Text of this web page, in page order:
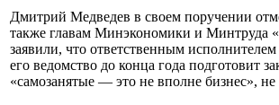
Дмитрий Медведев в своем поручении
также главам Минэкономики и Минтруда
заявили, что ответственным
его ведомство до конца года подготовит
«самозанятые — это не вполне бизнес»,